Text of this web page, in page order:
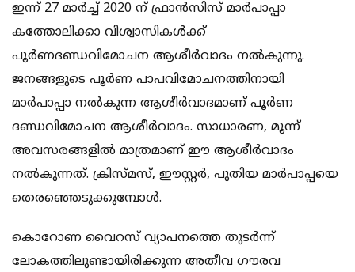
ഇന്ന് 27 മാര്‍ച്ച് 2020 ന് ഫ്രാന്‍സിസ് മാര്‍പാപ്പാ
കത്തോലിക്കാ വിശ്വാസികള്‍ക്ക്
പൂര്‍ണദണ്ഡവിമോചന ആശീര്‍വാദം നല്‍കുന്നു.
ജനങ്ങളുടെ പൂര്‍ണ പാപവിമോചനത്തിനായി
മാര്‍പാപ്പാ നല്‍കുന്ന ആശീര്‍വാദമാണ് പൂര്‍ണ
ദണ്ഡവിമോചന ആശീര്‍വാദം. സാധാരണ, മൂന്ന്
അവസരങ്ങളില്‍ മാത്രമാണ് ഈ ആശീര്‍വാദം
നല്‍കുന്നത്. ക്രിസ്മസ്, ഈസ്റ്റര്‍, പുതിയ മാര്‍പാപ്പയെ
തെരഞ്ഞെടുക്കുമ്പോള്‍.
കൊറോണ വൈറസ് വ്യാപനത്തെ തുടര്‍ന്ന്
ലോകത്തിലുണ്ടായിരിക്കുന്ന അതീവ ഗൗരവ